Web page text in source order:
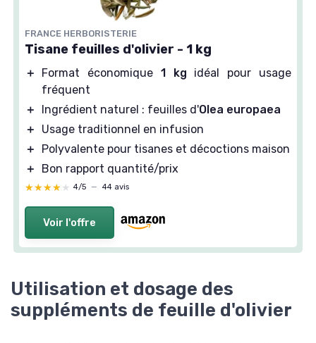
FRANCE HERBORISTERIE
Tisane feuilles d'olivier - 1 kg
＋ Format économique 1 kg idéal pour usage
fréquent
＋
Ingrédient naturel : feuilles d'Olea europaea
＋
Usage traditionnel en infusion
＋
Polyvalente pour tisanes et décoctions maison
＋
Bon rapport quantité/prix
★★★★★
★★★★★ 4/5 — 44 avis
Voir l'offre
Utilisation et dosage des
suppléments de feuille d'olivier